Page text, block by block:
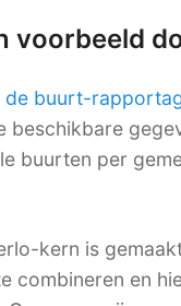
voorbeeld
de buurt-
buurten per
kern is
combineren en